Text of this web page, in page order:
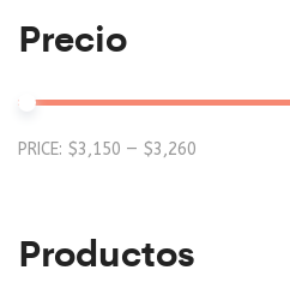
Precio
PRICE: $3,150 — $3,260
Productos